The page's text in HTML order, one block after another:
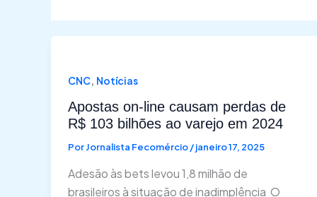
CNC, Notícias
Apostas on-line causam perdas de
R$ 103 bilhões ao varejo em 2024
PorJornalista Fecomércio/janeiro 17, 2025
Adesão às bets levou 1,8 milhão de
brasileiros à situação de inadimplência O